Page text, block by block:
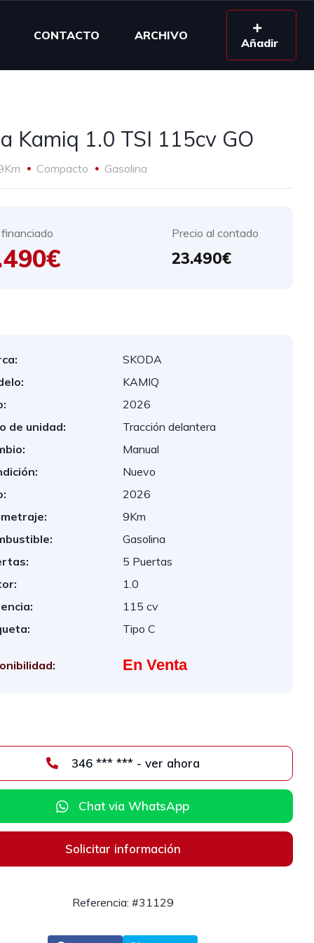
CONTACTO ARCHIVO
Añadir
Kamiq 1.0 TSI 115cv GO
Compacto Gasolina
Precio al contado
23.490€
SKODA
KAMIQ
2026
de unidad:
Tracción delantera
Manual
Nuevo
2026
9Km
Gasolina
5 Puertas
1.0
115 cv
Tipo C
En Venta
346 *** *** - ver ahora
Chat via WhatsApp
Solicitar información
Referencia: #31129